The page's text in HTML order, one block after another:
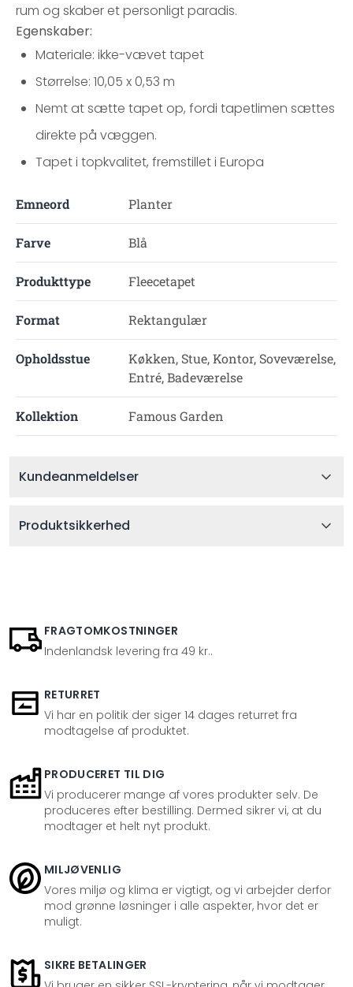
rum og skaber et personligt paradis.
Egenskaber:
Materiale: ikke-vævet tapet
Størrelse: 10,05 x 0,53 m
Nemt at sætte tapet op, fordi tapetlimen sættes
direkte på væggen.
Tapet i topkvalitet, fremstillet i Europa
Emneord Planter
Farve Blå
Produkttype Fleecetapet
Format Rektangulær
Opholdsstue
Køkken, Stue, Kontor, Soveværelse,
Entré, Badeværelse
Kollektion Famous Garden
Kundeanmeldelser
Produktsikkerhed
FRAGTOMKOSTNINGER
Indenlandsk levering fra 49 kr..
RETURRET
Vi har en politik der siger 14 dages returret fra
modtagelse af produktet.
PRODUCERET TIL DIG
Vi producerer mange af vores produkter selv. De
produceres efter bestilling. Dermed sikrer vi, at du
modtager et helt nyt produkt.
MILJØVENLIG
Vores miljø og klima er vigtigt, og vi arbejder derfor
mod grønne løsninger i alle aspekter, hvor det er
muligt.
SIKRE BETALINGER